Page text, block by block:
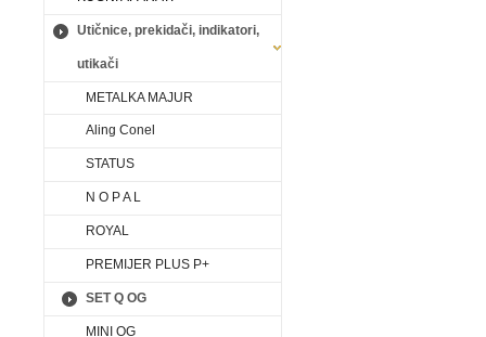
Utičnice, prekidači, indikatori,
utikači
METALKA MAJUR
Aling Conel
STATUS
N O P A L
ROYAL
PREMIJER PLUS P+
SET Q OG
MINI OG